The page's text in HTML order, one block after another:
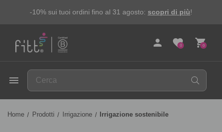
-10% sui tuoi ordini fino al 31 agosto: scopri di più!
person 0
favorite 0
shopping_cart
menu
Home Prodotti Irrigazione Irrigazione sostenibile